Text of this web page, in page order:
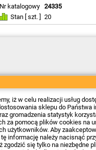
Nr katalogowy 24335
Stan [ szt. ]
20
2026-08-07
z o.o. 2000-2026
Firma Piekarz Sp. z o.o.
iż w celu realizacji usług
sklepu do Państwa
gromadzenia statystyk
za pomocą plików cookies na
użytkowników. Aby
informację należy nacisnąć
zgodzić się tylko na niezbędne